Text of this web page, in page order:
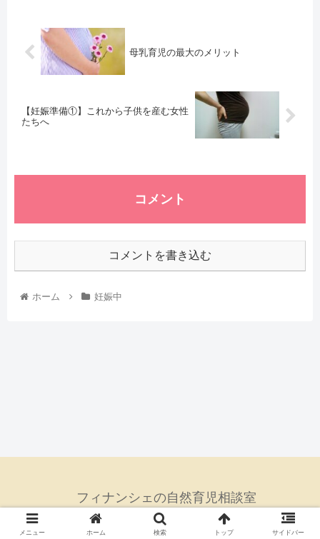
母乳育児の最大のメリット
【妊娠準備①】これから子供を産む女性
たちへ
コメント
コメントを書き込む
ホーム 妊娠中
フィナンシェの自然育児相談室
© 2021 フィナンシェの自然育児相談室.
メニュー ホーム 検索 トップ サイドバー